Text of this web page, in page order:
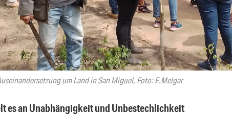
um Land in San Miguel, Foto: E.Melgar
es an Unabhängigkeit und Unbestechlichkeit